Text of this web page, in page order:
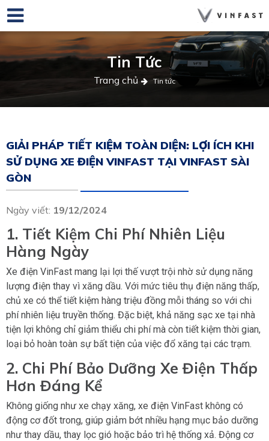
Tin Tức
Trang chủ Tin tức
GIẢI PHÁP TIẾT KIỆM TOÀN DIỆN: LỢI ÍCH KHI
SỬ DỤNG XE ĐIỆN VINFAST TẠI VINFAST SÀI
GÒN
Ngày viết: 19/12/2024
1. Tiết Kiệm Chi Phí Nhiên Liệu
Hàng Ngày
Xe điện VinFast mang lại lợi thế vượt trội nhờ sử dụng năng
lượng điện thay vì xăng dầu. Với mức tiêu thụ điện năng thấp,
chủ xe có thể tiết kiệm hàng triệu đồng mỗi tháng so với chi
phí nhiên liệu truyền thống. Đặc biệt, khả năng sạc xe tại nhà
tiện lợi không chỉ giảm thiểu chi phí mà còn tiết kiệm thời gian,
loại bỏ hoàn toàn sự bất tiện của việc đổ xăng tại các trạm.
2. Chi Phí Bảo Dưỡng Xe Điện Thấp
Hơn Đáng Kể
Không giống như xe chạy xăng, xe điện VinFast không có
động cơ đốt trong, giúp giảm bớt nhiều hạng mục bảo dưỡng
như thay dầu, thay lọc gió hoặc bảo trì hệ thống xả. Động cơ